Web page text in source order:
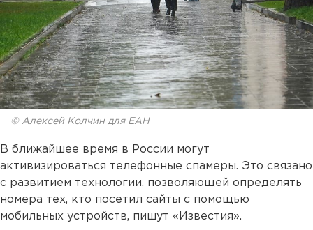
© Алексей Колчин для ЕАН
В ближайшее время в России могут
активизироваться телефонные спамеры. Это связано
с развитием технологии, позволяющей определять
номера тех, кто посетил сайты с помощью
мобильных устройств, пишут «Известия».